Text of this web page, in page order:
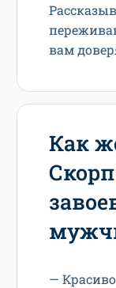
вам
Как
—